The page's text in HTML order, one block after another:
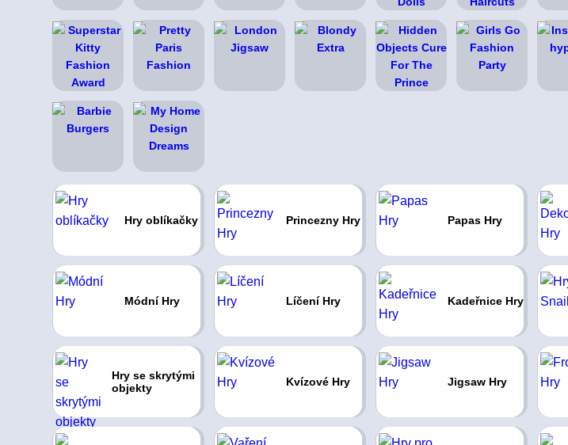
Hry oblíkačky Princezny Hry Papas Hry
Módní Hry Líčení Hry Kadeřnice Hry
Hry se skrytými
objekty
Kvízové Hry Jigsaw Hry